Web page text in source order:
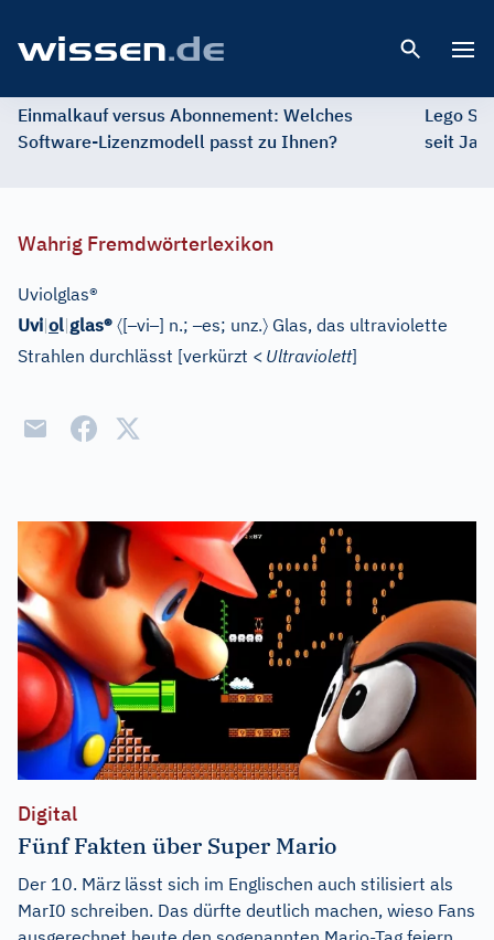
Einmalkauf versus Abonnement: Welches
Software-Lizenzmodell passt zu Ihnen?
Lego
seit
Wahrig Fremdwörterlexikon
Uviolglas®
Uvi|ol|glas® 〈[–vi–] n.;–es; unz.〉 Glas, das ultraviolette
Strahlen durchlässt [verkürzt < Ultraviolett]
Digital
Fünf Fakten über Super Mario
Der 10. März lässt sich im Englischen auch stilisiert als
MarI0 schreiben. Das dürfte deutlich machen, wieso Fans